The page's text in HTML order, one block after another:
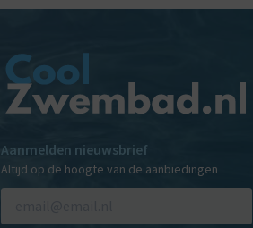
Aanmelden nieuwsbrief
Altijd op de hoogte van de aanbiedingen